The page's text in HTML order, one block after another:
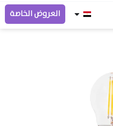
العروض الخاصة